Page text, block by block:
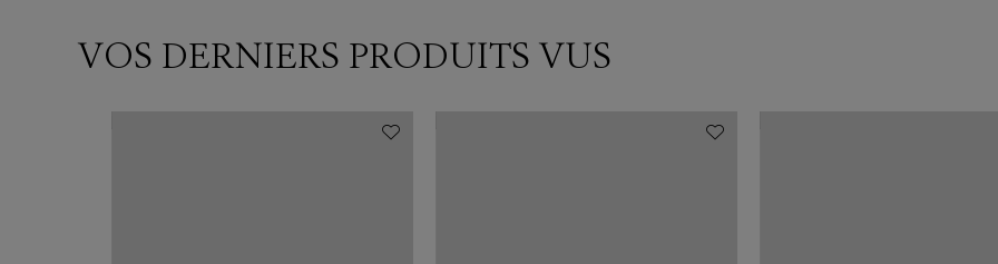
VOS DERNIERS PRODUITS VUS